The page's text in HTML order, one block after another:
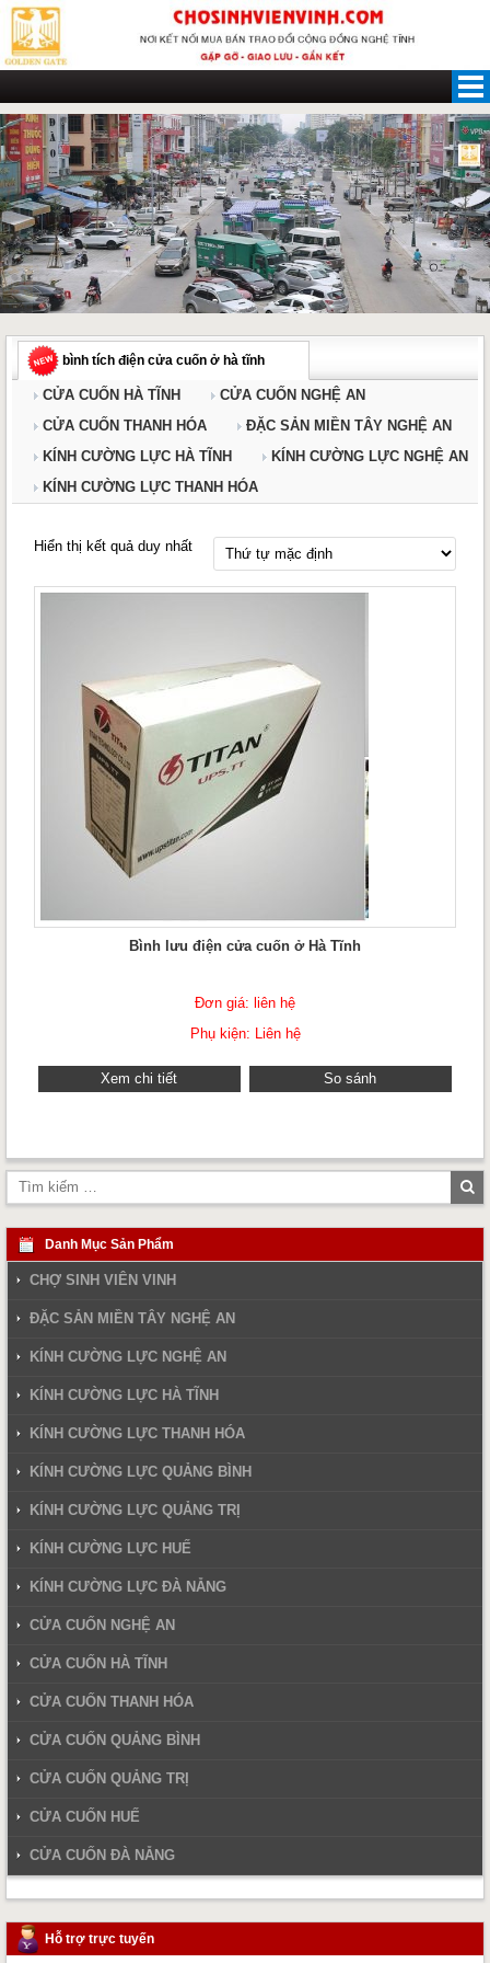
Skip
content
bình tích điện cửa cuốn ở hà tĩnh
CỬA CUỐN HÀ TĨNH
CỬA CUỐN NGHỆ AN
CỬA CUỐN THANH HÓA
ĐẶC SẢN MIỀN TÂY NGHỆ AN
KÍNH CƯỜNG LỰC HÀ TĨNH
KÍNH CƯỜNG LỰC NGHỆ AN
KÍNH CƯỜNG LỰC THANH HÓA
Hiển thị kết quả duy nhất
Bình lưu điện cửa cuốn ở Hà Tĩnh
Đơn giá: liên hệ
Phụ kiện: Liên hệ
Xem chi tiết So sánh
Danh Mục Sản Phẩm
CHỢ SINH VIÊN VINH
ĐẶC SẢN MIỀN TÂY NGHỆ AN
KÍNH CƯỜNG LỰC NGHỆ AN
KÍNH CƯỜNG LỰC HÀ TĨNH
KÍNH CƯỜNG LỰC THANH HÓA
KÍNH CƯỜNG LỰC QUẢNG BÌNH
KÍNH CƯỜNG LỰC QUẢNG TRỊ
KÍNH CƯỜNG LỰC HUẾ
KÍNH CƯỜNG LỰC ĐÀ NẴNG
CỬA CUỐN NGHỆ AN
CỬA CUỐN HÀ TĨNH
CỬA CUỐN THANH HÓA
CỬA CUỐN QUẢNG BÌNH
CỬA CUỐN QUẢNG TRỊ
CỬA CUỐN HUẾ
CỬA CUỐN ĐÀ NẴNG
Hỗ trợ trực tuyến